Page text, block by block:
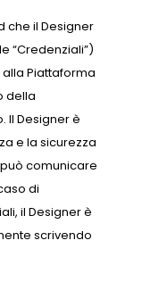
che il Designer
“Credenziali”)
Piattaforma
della
Il Designer è
e la sicurezza
comunicare
di
il Designer è
scrivendo